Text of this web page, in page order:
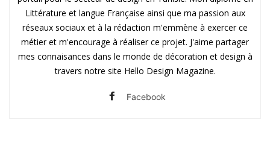
Littérature et langue Française ainsi que ma passion aux
réseaux sociaux et à la rédaction m'emmène à exercer ce
métier et m'encourage à réaliser ce projet. J'aime partager
mes connaisances dans le monde de décoration et design à
travers notre site Hello Design Magazine.
Facebook